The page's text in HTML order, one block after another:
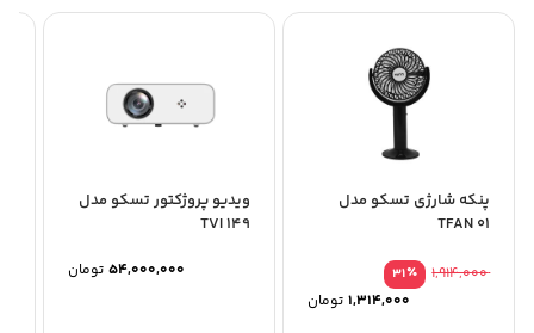
پنکه شارژی تسکو مدل
TFAN 01
٪31
1,914,000
تومان
ویدیو پروژکتور تسکو مدل
TVI 149
تومان